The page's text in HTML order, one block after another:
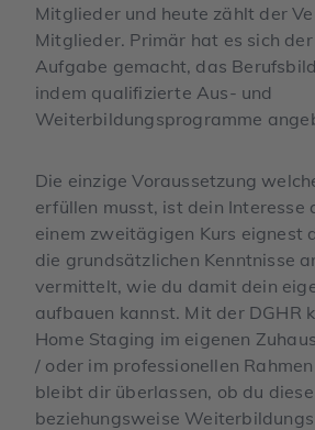
Mitglieder und heute zählt der
Mitglieder. Primär hat es sich
Aufgabe gemacht, das
indem qualifizierte Aus- und
Weiterbildungsprogramme
Die einzige Voraussetzung
erfüllen musst, ist dein Interesse
einem zweitägigen Kurs eignest
die grundsätzlichen Kenntnisse
vermittelt, wie du damit dein
aufbauen kannst. Mit der DGHR
Home Staging im eigenen
/ oder im professionellen
bleibt dir überlassen, ob du
beziehungsweise